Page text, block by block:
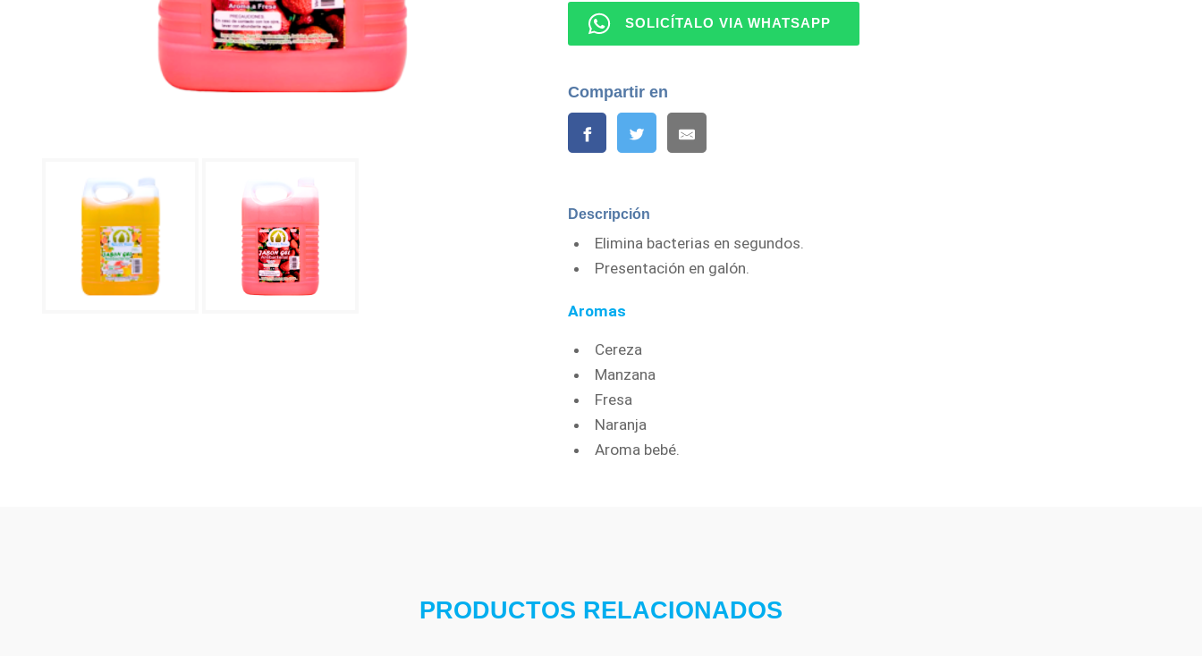
SOLICÍTALO VIA WHATSAPP
Compartir en
Descripción
Elimina bacterias en segundos.
Presentación en galón.
Aromas
Cereza
Manzana
Fresa
Naranja
Aroma bebé.
PRODUCTOS RELACIONADOS